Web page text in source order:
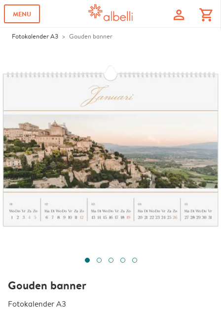
MENU profile shopping_cart
Fotokalender A3 Gouden banner
Gouden banner
Fotokalender A3